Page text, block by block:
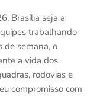
Brasília seja a
trabalhando
de semana, o
a vida dos
rodovias e
compromisso com